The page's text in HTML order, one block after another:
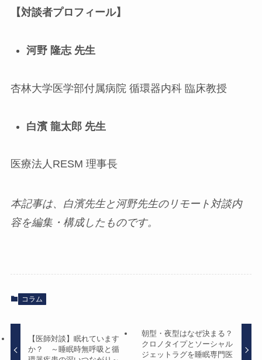
【対談者プロフィール】
河野 隆志 先生
杏林大学医学部付属病院 循環器内科 臨床教授
白濱 龍太郎 先生
医療法人RESM 理事長
本記事は、白濱先生と河野先生のリモート対談内
容を編集・構成したものです。
コラム
【医師対談】眠れています
か？ ～睡眠時無呼吸と循
朝型・夜型はなぜ決まる？
クロノタイプとソーシャル
ジェットラグを睡眠専門医